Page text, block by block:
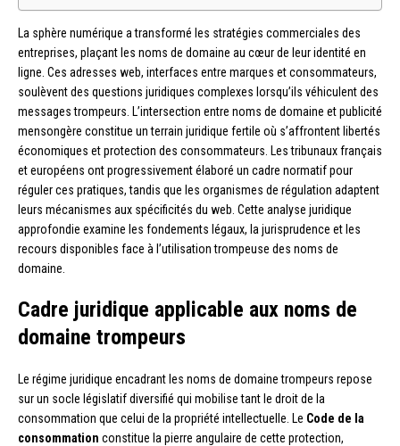
La sphère numérique a transformé les stratégies commerciales des
entreprises, plaçant les noms de domaine au cœur de leur identité en
ligne. Ces adresses web, interfaces entre marques et consommateurs,
soulèvent des questions juridiques complexes lorsqu’ils véhiculent des
messages trompeurs. L’intersection entre noms de domaine et publicité
mensongère constitue un terrain juridique fertile où s’affrontent libertés
économiques et protection des consommateurs. Les tribunaux français
et européens ont progressivement élaboré un cadre normatif pour
réguler ces pratiques, tandis que les organismes de régulation adaptent
leurs mécanismes aux spécificités du web. Cette analyse juridique
approfondie examine les fondements légaux, la jurisprudence et les
recours disponibles face à l’utilisation trompeuse des noms de
domaine.
Cadre juridique applicable aux noms de
domaine trompeurs
Le régime juridique encadrant les noms de domaine trompeurs repose
sur un socle législatif diversifié qui mobilise tant le droit de la
consommation que celui de la propriété intellectuelle. Le Code de la
consommation constitue la pierre angulaire de cette protection,